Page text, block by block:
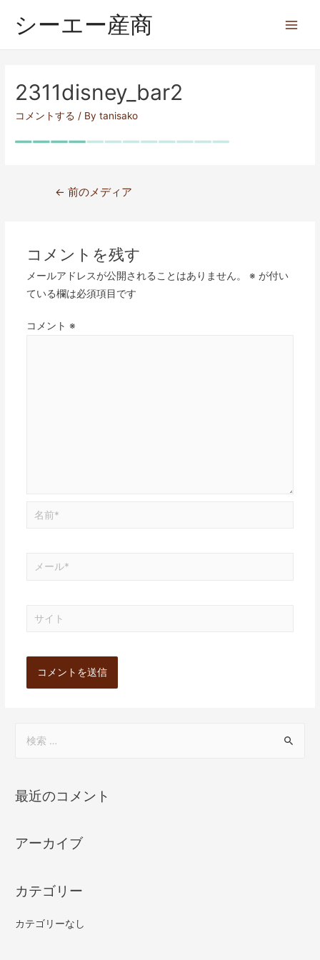
シーエー産商
2311disney_bar2
コメントする / Bytanisako
← 前のメディア
コメントを残す
メールアドレスが公開されることはありません。 ※ が付い
ている欄は必須項目です
コメント ※
最近のコメント
アーカイブ
カテゴリー
カテゴリーなし